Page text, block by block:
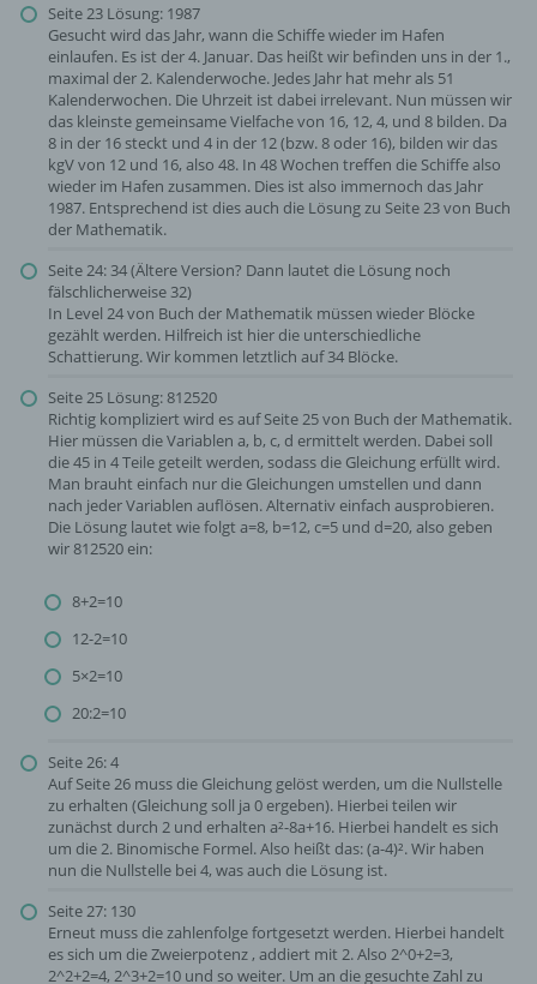
Seite 23 Lösung: 1987
Gesucht wird das Jahr, wann die Schiffe wieder im Hafen
einlaufen. Es ist der 4. Januar. Das heißt wir befinden uns in der 1.,
maximal der 2. Kalenderwoche. Jedes Jahr hat mehr als 51
Kalenderwochen. Die Uhrzeit ist dabei irrelevant. Nun müssen wir
das kleinste gemeinsame Vielfache von 16, 12, 4, und 8 bilden. Da
8 in der 16 steckt und 4 in der 12 (bzw. 8 oder 16), bilden wir das
kgV von 12 und 16, also 48. In 48 Wochen treffen die Schiffe also
wieder im Hafen zusammen. Dies ist also immernoch das Jahr
1987. Entsprechend ist dies auch die Lösung zu Seite 23 von Buch
der Mathematik.
Seite 24: 34 (Ältere Version? Dann lautet die Lösung noch
fälschlicherweise 32)
In Level 24 von Buch der Mathematik müssen wieder Blöcke
gezählt werden. Hilfreich ist hier die unterschiedliche
Schattierung. Wir kommen letztlich auf 34 Blöcke.
Seite 25 Lösung: 812520
Richtig kompliziert wird es auf Seite 25 von Buch der Mathematik.
Hier müssen die Variablen a, b, c, d ermittelt werden. Dabei soll
die 45 in 4 Teile geteilt werden, sodass die Gleichung erfüllt wird.
Man brauht einfach nur die Gleichungen umstellen und dann
nach jeder Variablen auflösen. Alternativ einfach ausprobieren.
Die Lösung lautet wie folgt a=8, b=12, c=5 und d=20, also geben
wir 812520 ein:
8+2=10
12-2=10
5×2=10
20:2=10
Seite 26: 4
Auf Seite 26 muss die Gleichung gelöst werden, um die Nullstelle
zu erhalten (Gleichung soll ja 0 ergeben). Hierbei teilen wir
zunächst durch 2 und erhalten a²-8a+16. Hierbei handelt es sich
um die 2. Binomische Formel. Also heißt das: (a-4)². Wir haben
nun die Nullstelle bei 4, was auch die Lösung ist.
Seite 27: 130
Erneut muss die zahlenfolge fortgesetzt werden. Hierbei handelt
es sich um die Zweierpotenz , addiert mit 2. Also 2^0+2=3,
2^2+2=4, 2^3+2=10 und so weiter. Um an die gesuchte Zahl zu